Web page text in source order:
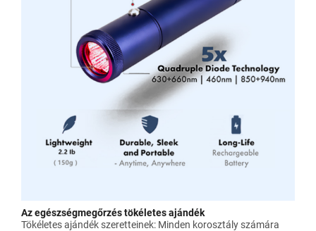
Az egészségmegőrzés tökéletes ajándék
Tökéletes ajándék szeretteinek: Minden korosztály számára